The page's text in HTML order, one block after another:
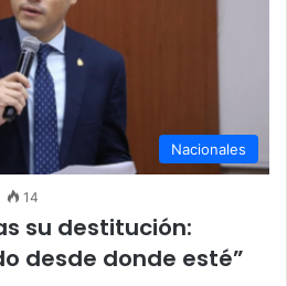
Nacionales
14
su destitución:
desde donde esté”